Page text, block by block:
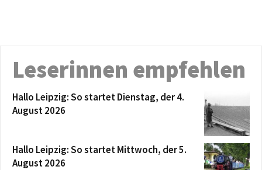
Leserinnen empfehlen
Hallo Leipzig: So startet Dienstag, der 4.
August 2026
Hallo Leipzig: So startet Mittwoch, der 5.
August 2026